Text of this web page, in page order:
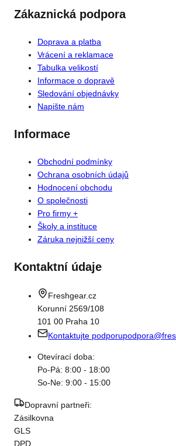
Zákaznická podpora
Doprava a platba
Vrácení a reklamace
Tabulka velikostí
Informace o dopravě
Sledování objednávky
Napište nám
Informace
Obchodní podmínky
Ochrana osobních údajů
Hodnocení obchodu
O společnosti
Pro firmy +
Školy a instituce
Záruka nejnižší ceny
Kontaktní údaje
Freshgear.cz
Korunní 2569/108
101 00 Praha 10
Kontaktujte podporu
Otevírací doba:
Po-Pá: 8:00 - 18:00
So-Ne: 9:00 - 15:00
Dopravní partneři:
Zásilkovna
GLS
DPD